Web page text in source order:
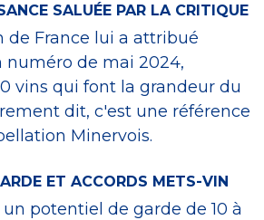
SALUÉE PAR LA CRITIQUE
de France lui a attribué
numéro de mai 2024,
vins qui font la grandeur du
dit, c'est une référence
Minervois.
ET ACCORDS METS-VIN
potentiel de garde de 10 à